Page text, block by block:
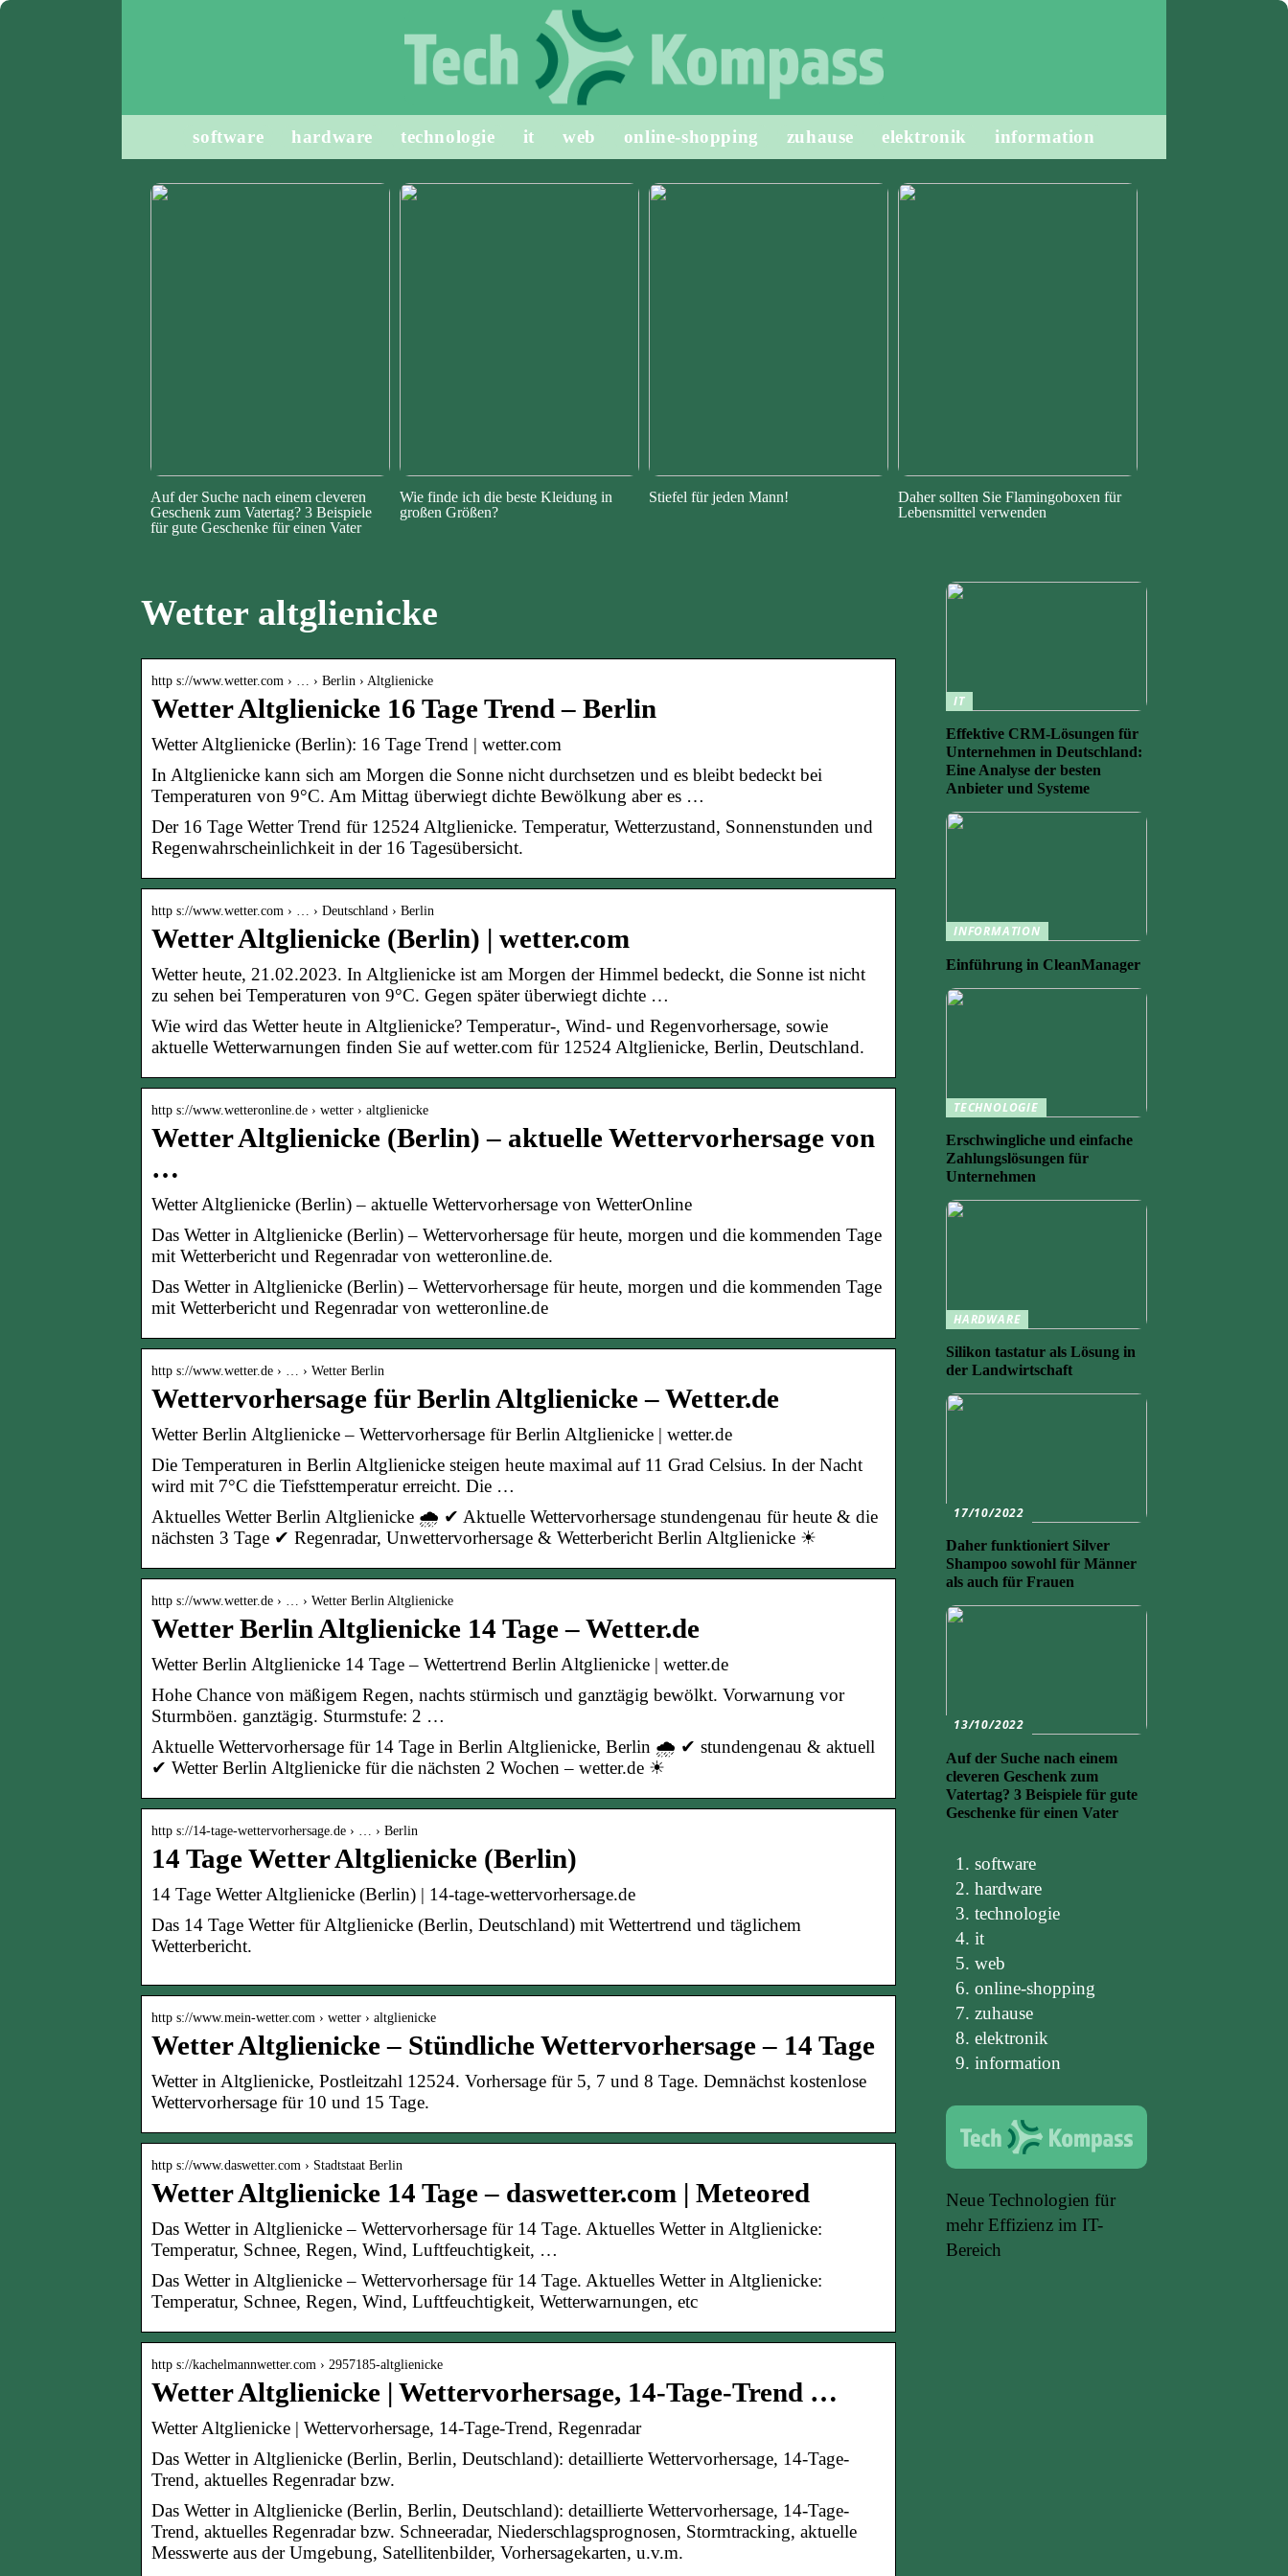
software hardware technologie it web online-shopping zuhause elektronik information
Auf der Suche nach einem cleveren
Geschenk zum Vatertag? 3 Beispiele
für gute Geschenke für einen Vater
Wie finde ich die beste Kleidung in
großen Größen?
Stiefel für jeden Mann!
Daher sollten Sie Flamingoboxen für
Lebensmittel verwenden
Wetter altglienicke
http s://www.wetter.com › … › Berlin › Altglienicke
Wetter Altglienicke 16 Tage Trend – Berlin
Wetter Altglienicke (Berlin): 16 Tage Trend | wetter.com
In Altglienicke kann sich am Morgen die Sonne nicht durchsetzen und es bleibt bedeckt bei
Temperaturen von 9°C. Am Mittag überwiegt dichte Bewölkung aber es …
Der 16 Tage Wetter Trend für 12524 Altglienicke. Temperatur, Wetterzustand, Sonnenstunden und
Regenwahrscheinlichkeit in der 16 Tagesübersicht.
http s://www.wetter.com › … › Deutschland › Berlin
Wetter Altglienicke (Berlin) | wetter.com
Wetter heute, 21.02.2023. In Altglienicke ist am Morgen der Himmel bedeckt, die Sonne ist nicht
zu sehen bei Temperaturen von 9°C. Gegen später überwiegt dichte …
Wie wird das Wetter heute in Altglienicke? Temperatur-, Wind- und Regenvorhersage, sowie
aktuelle Wetterwarnungen finden Sie auf wetter.com für 12524 Altglienicke, Berlin, Deutschland.
http s://www.wetteronline.de › wetter › altglienicke
Wetter Altglienicke (Berlin) – aktuelle Wettervorhersage von
…
Wetter Altglienicke (Berlin) – aktuelle Wettervorhersage von WetterOnline
Das Wetter in Altglienicke (Berlin) – Wettervorhersage für heute, morgen und die kommenden Tage
mit Wetterbericht und Regenradar von wetteronline.de.
Das Wetter in Altglienicke (Berlin) – Wettervorhersage für heute, morgen und die kommenden Tage
mit Wetterbericht und Regenradar von wetteronline.de
http s://www.wetter.de › … › Wetter Berlin
Wettervorhersage für Berlin Altglienicke – Wetter.de
Wetter Berlin Altglienicke – Wettervorhersage für Berlin Altglienicke | wetter.de
Die Temperaturen in Berlin Altglienicke steigen heute maximal auf 11 Grad Celsius. In der Nacht
wird mit 7°C die Tiefsttemperatur erreicht. Die …
Aktuelles Wetter Berlin Altglienicke 🌧️ ✔ Aktuelle Wettervorhersage stundengenau für heute & die
nächsten 3 Tage ✔ Regenradar, Unwettervorhersage & Wetterbericht Berlin Altglienicke ☀
http s://www.wetter.de › … › Wetter Berlin Altglienicke
Wetter Berlin Altglienicke 14 Tage – Wetter.de
Wetter Berlin Altglienicke 14 Tage – Wettertrend Berlin Altglienicke | wetter.de
Hohe Chance von mäßigem Regen, nachts stürmisch und ganztägig bewölkt. Vorwarnung vor
Sturmböen. ganztägig. Sturmstufe: 2 …
Aktuelle Wettervorhersage für 14 Tage in Berlin Altglienicke, Berlin 🌧️ ✔ stundengenau & aktuell
✔ Wetter Berlin Altglienicke für die nächsten 2 Wochen – wetter.de ☀
http s://14-tage-wettervorhersage.de › … › Berlin
14 Tage Wetter Altglienicke (Berlin)
14 Tage Wetter Altglienicke (Berlin) | 14-tage-wettervorhersage.de
Das 14 Tage Wetter für Altglienicke (Berlin, Deutschland) mit Wettertrend und täglichem
Wetterbericht.
http s://www.mein-wetter.com › wetter › altglienicke
Wetter Altglienicke – Stündliche Wettervorhersage – 14 Tage
Wetter in Altglienicke, Postleitzahl 12524. Vorhersage für 5, 7 und 8 Tage. Demnächst kostenlose
Wettervorhersage für 10 und 15 Tage.
http s://www.daswetter.com › Stadtstaat Berlin
Wetter Altglienicke 14 Tage – daswetter.com | Meteored
Das Wetter in Altglienicke – Wettervorhersage für 14 Tage. Aktuelles Wetter in Altglienicke:
Temperatur, Schnee, Regen, Wind, Luftfeuchtigkeit, …
Das Wetter in Altglienicke – Wettervorhersage für 14 Tage. Aktuelles Wetter in Altglienicke:
Temperatur, Schnee, Regen, Wind, Luftfeuchtigkeit, Wetterwarnungen, etc
http s://kachelmannwetter.com › 2957185-altglienicke
Wetter Altglienicke | Wettervorhersage, 14-Tage-Trend …
Wetter Altglienicke | Wettervorhersage, 14-Tage-Trend, Regenradar
Das Wetter in Altglienicke (Berlin, Berlin, Deutschland): detaillierte Wettervorhersage, 14-Tage-
Trend, aktuelles Regenradar bzw.
Das Wetter in Altglienicke (Berlin, Berlin, Deutschland): detaillierte Wettervorhersage, 14-Tage-
Trend, aktuelles Regenradar bzw. Schneeradar, Niederschlagsprognosen, Stormtracking, aktuelle
Messwerte aus der Umgebung, Satellitenbilder, Vorhersagekarten, u.v.m.
IT
Effektive CRM-Lösungen für
Unternehmen in Deutschland:
Eine Analyse der besten
Anbieter und Systeme
INFORMATION
Einführung in CleanManager
TECHNOLOGIE
Erschwingliche und einfache
Zahlungslösungen für
Unternehmen
HARDWARE
Silikon tastatur als Lösung in
der Landwirtschaft
17/10/2022
Daher funktioniert Silver
Shampoo sowohl für Männer
als auch für Frauen
13/10/2022
Auf der Suche nach einem
cleveren Geschenk zum
Vatertag? 3 Beispiele für gute
Geschenke für einen Vater
software
hardware
technologie
it
web
online-shopping
zuhause
elektronik
information
Neue Technologien für
mehr Effizienz im IT-
Bereich